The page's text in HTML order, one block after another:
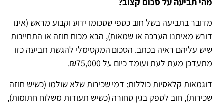
מדובר בתביעה בשל חוב כספי שסכומו ידוע וקבוע מראש (אינו
דורש מאיתנו הערכה או שמאות), הבא מכוח חוזה או התחייבות
שיש עליהם ראיה בכתב. הסכום המקסימלי להגשת תביעה כזו
מתעדכן מעת לעת ועומד כיום על ₪75,000.
דוגמאות קלאסיות כוללות: דמי שכירות שלא שולמו (כשיש חוזה
שכירות), חוב לספק בגין סחורה (כשיש תעודות משלוח חתומות),